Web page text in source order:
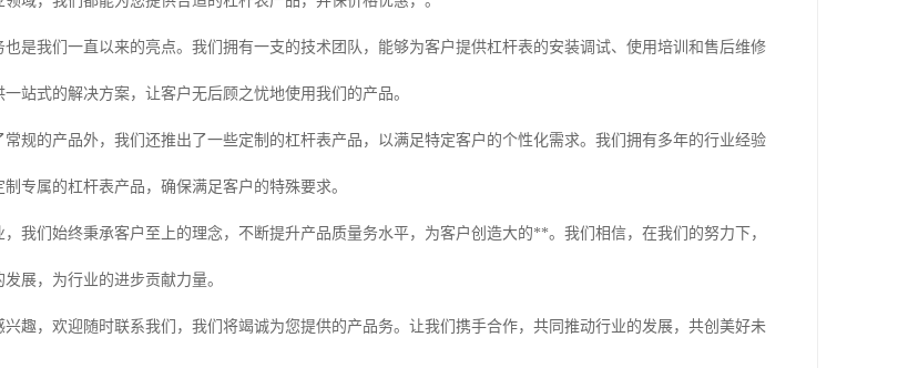
是我们一直以来的亮点。我们拥有一支的技术团队，能够为客户提供杠杆表的安装调试、使用培训和售后维修
站式的解决方案，让客户无后顾之忧地使用我们的产品。
规的产品外，我们还推出了一些定制的杠杆表产品，以满足特定客户的个性化需求。我们拥有多年的行业经验
专属的杠杆表产品，确保满足客户的特殊要求。
我们始终秉承客户至上的理念，不断提升产品质量务水平，为客户创造大的**。我们相信，在我们的努力下，
展，为行业的进步贡献力量。
趣，欢迎随时联系我们，我们将竭诚为您提供的产品务。让我们携手合作，共同推动行业的发展，共创美好未